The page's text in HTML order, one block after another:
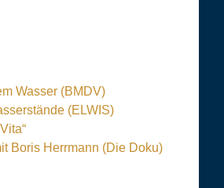
Wasser (BMDV)
(ELWIS)
Boris Herrmann (Die Doku)